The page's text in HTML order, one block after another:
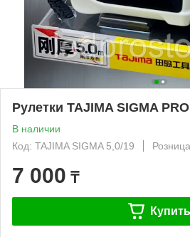
Рулетки TAJIMA SIGMA
В наличии
Код: TAJIMA SIGMA 5,0/19
Розница
7 000 ₸
Купить